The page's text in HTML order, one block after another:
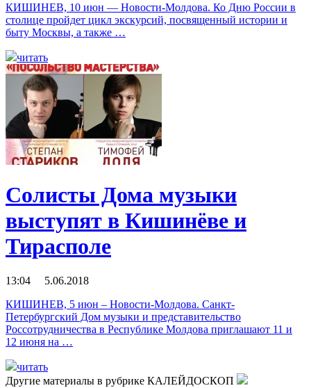
КИШИНЕВ, 10 июн — Новости-Молдова. Ко Дню России в
столице пройдет цикл экскурсий, посвященный истории и
быту Москвы, а также …
читать
Солисты Дома музыки
выступят в Кишинёве и
Тирасполе
13:04 5.06.2018
КИШИНЕВ, 5 июн – Новости-Молдова. Санкт-
Петербургский Дом музыки и представительство
Россотрудничества в Республике Молдова приглашают 11 и
12 июня на …
читать
Другие материалы в рубрике КАЛЕЙДОСКОП